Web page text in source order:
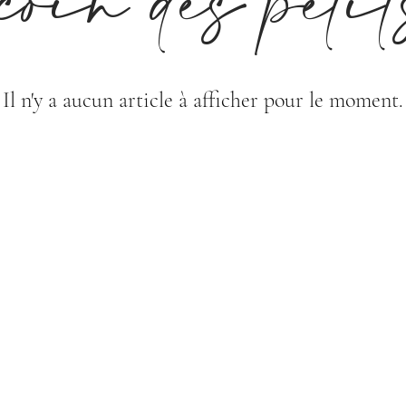
Il n'y a aucun article à afficher pour le moment.